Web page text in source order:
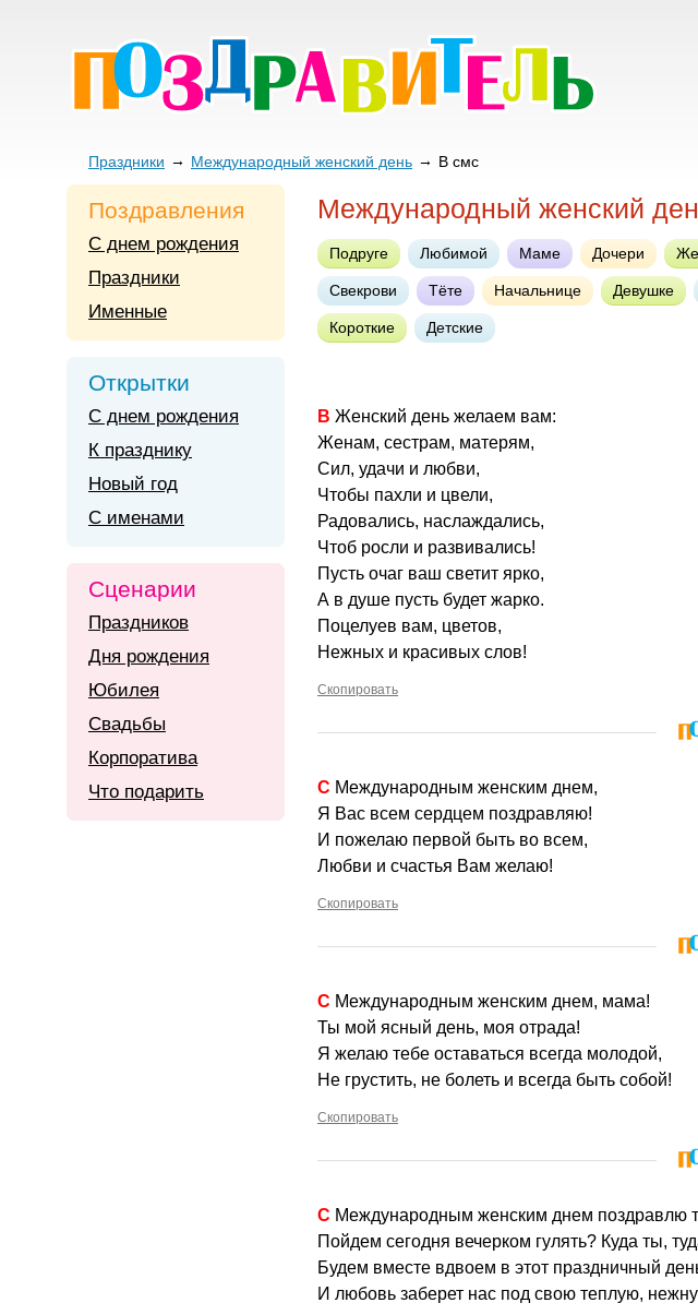
Праздники Международный женский день В смс
Международный женский
Подруге Любимой Маме Дочери
Свекрови Тёте Начальнице Девушке
Короткие Детские
В Женский день желаем вам:
Женам, сестрам, матерям,
Сил, удачи и любви,
Чтобы пахли и цвели,
Радовались, наслаждались,
Чтоб росли и развивались!
Пусть очаг ваш светит ярко,
А в душе пусть будет жарко.
Поцелуев вам, цветов,
Нежных и красивых слов!
Скопировать
С Международным женским днем,
Я Вас всем сердцем поздравляю!
И пожелаю первой быть во всем,
Любви и счастья Вам желаю!
Скопировать
С Международным женским днем, мама!
Ты мой ясный день, моя отрада!
Я желаю тебе оставаться всегда молодой,
Не грустить, не болеть и всегда быть собой!
Скопировать
С Международным женским днем поздравлю
Пойдем сегодня вечерком гулять? Куда ты,
Будем вместе вдвоем в этот праздничный
И любовь заберет нас под свою теплую,
Поздравления
С днем рождения
Праздники
Именные
Открытки
С днем рождения
К празднику
Новый год
С именами
Сценарии
Праздников
Дня рождения
Юбилея
Свадьбы
Корпоратива
Что подарить